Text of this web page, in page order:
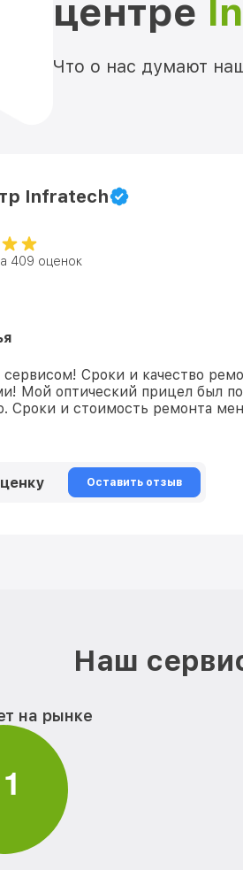
центре
Что о нас думают
Infratech
409 оценок
Сроки и качество
Мой оптический прицел был
Сроки и стоимость ремонта
Оставить отзыв
Наш
на рынке
1